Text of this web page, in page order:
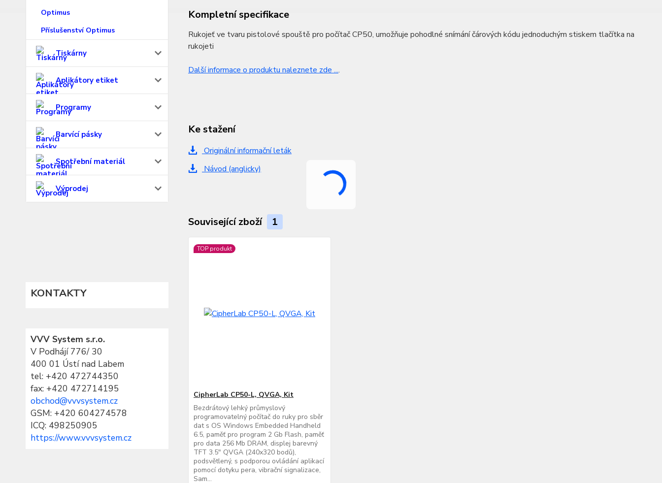
Optimus
Příslušenství Optimus
Tiskárny
Aplikátory etiket
Programy
Barvící pásky
Spotřební materiál
Výprodej
KONTAKTY
VVV System s.r.o.
V Podhájí 776/ 30
400 01 Ústí nad Labem
tel: +420 472744350
fax: +420 472714195
obchod@vvvsystem.cz
GSM: +420 604274578
ICQ: 498250905
https://www.vvvsystem.cz
Kompletní specifikace
Rukojeť ve tvaru pistolové spouště pro počítač CP50, umožňuje pohodlné snímání čárových kódu jednoduchým stiskem tlačítka na
rukojeti
Další informace o produktu naleznete zde ....
Ke stažení
Originální informační leták
Návod (anglicky)
Související zboží 1
TOP produkt
CipherLab CP50-L, QVGA, Kit
Bezdrátový lehký průmyslový
programovatelný počítač do ruky pro sběr
dat s OS Windows Embedded Handheld
6.5, paměť pro program 2 Gb Flash, paměť
pro data 256 Mb DRAM, displej barevný
TFT 3.5" QVGA (240x320 bodů),
podsvětlený, s podporou ovládání aplikací
pomocí dotyku pera, vibrační signalizace,
Sam...